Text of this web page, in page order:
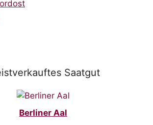
Saatgut
Berliner Aal